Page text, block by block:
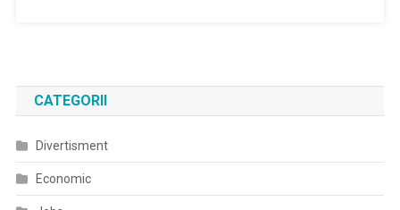
CATEGORII
Divertisment
Economic